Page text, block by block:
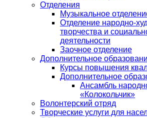
Отделения
Музыкальное
Отделение народно-
творчества и
деятельности
Заочное отделение
Дополнительное
Курсы повышения
Дополнительное
Ансамбль
«Колокольчик»
Волонтерский отряд
Творческие услуги для